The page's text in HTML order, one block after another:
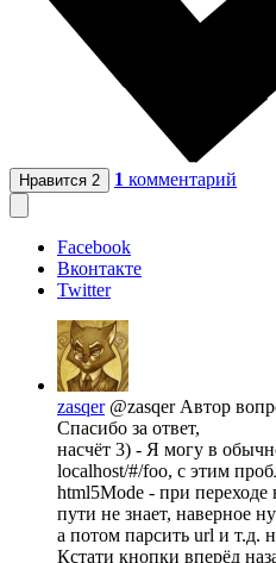
Нравится 2 1 комментарий
Facebook
Вконтакте
Twitter
zasqer @zasqer Автор
Спасибо за ответ,
насчёт 3) - Я могу в
localhost/#/foo, с этим
html5Mode - при переходе
пути не знает, наверное
а потом парсить url и т.д.
Кстати кнопки вперёд